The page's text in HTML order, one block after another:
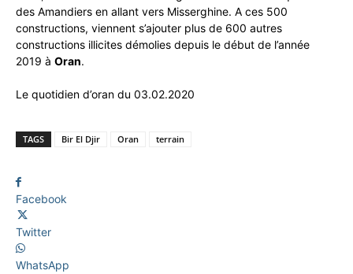
des Amandiers en allant vers Misserghine. A ces 500
constructions, viennent s’ajouter plus de 600 autres
constructions illicites démolies depuis le début de l’année
2019 à Oran.
Le quotidien d’oran du 03.02.2020
TAGS Bir El Djir Oran terrain
Facebook
Twitter
WhatsApp